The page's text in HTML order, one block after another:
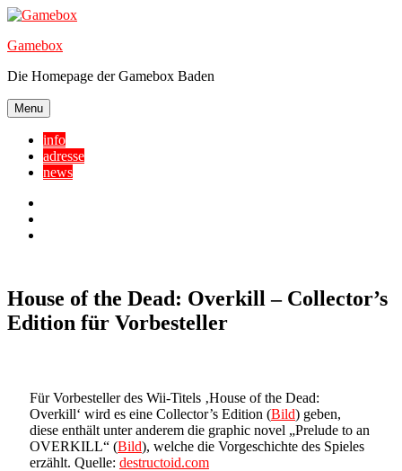
Skip
content
Gamebox
Die Homepage der Gamebox Baden
Menu
info
adresse
news
House of the Dead: Overkill – Collector’s
Edition für Vorbesteller
Für Vorbesteller des Wii-Titels ‚House of the Dead:
Overkill‘ wird es eine Collector’s Edition (Bild) geben,
diese enthält unter anderem die graphic novel „Prelude to an
OVERKILL“ (Bild), welche die Vorgeschichte des Spieles
erzählt. Quelle: destructoid.com